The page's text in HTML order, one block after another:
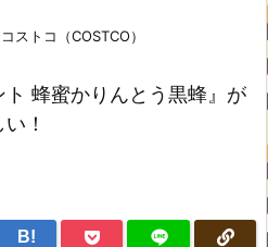
コストコ（COSTCO）
蜂蜜かりんとう黒蜂』が
！
B!